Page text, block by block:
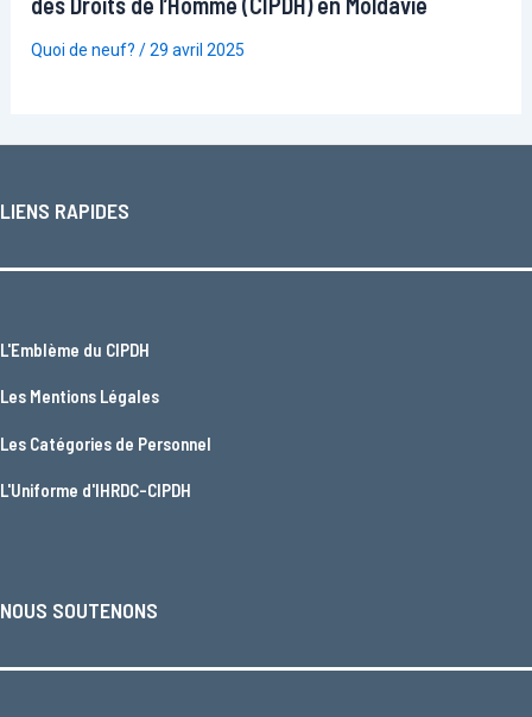
Quoi de neuf? /29 avril 2025
LIENS RAPIDES
L'Emblème du CIPDH
Les Mentions Légales
Les Catégories de Personnel
L'Uniforme d'IHRDC-CIPDH
NOUS SOUTENONS